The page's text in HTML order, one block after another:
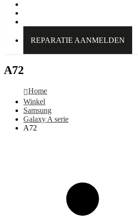
REPARATIE AANMELDEN
A72
Home
Winkel
Samsung
Galaxy A serie
A72